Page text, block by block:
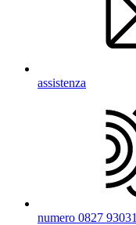
assistenza
numero 0827 93031